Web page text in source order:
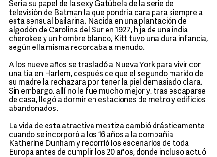
Sería su papel de la sexy Gatúbela de la serie de
televisión de Batman la que pondría cara para siempre a
esta sensual bailarina. Nacida en una plantación de
algodón de Carolina del Sur en 1927, hija de una india
cherokee y un hombre blanco, Kitt tuvo una dura infancia,
según ella misma recordaba a menudo.
A los nueve años se trasladó a Nueva York para vivir con
una tía en Harlem, después de que el segundo marido de
su madre la rechazara por tener la piel demasiado clara.
Sin embargo, allí no le fue mucho mejor y, tras escaparse
de casa, llegó a dormir en estaciones de metro y edificios
abandonados.
La vida de esta atractiva mestiza cambió drásticamente
cuando se incorporó a los 16 años a la compañía
Katherine Dunham y recorrió los escenarios de toda
Europa antes de cumplir los 20 años, donde incluso actuó